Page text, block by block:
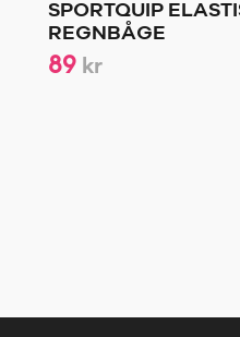
SPORTQUIP
REGNBÅGE
89 kr